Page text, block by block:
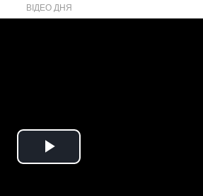
ВІДЕО ДНЯ
Play